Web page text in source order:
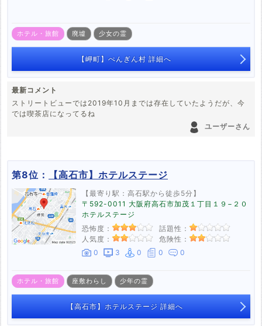
ホテル・旅館 廃墟 少女の霊
【岬町】ぺんぎん村 詳細へ
最新コメント
ストリートビューでは2019年10月までは存在していたようだが、今
では喫茶店になってるね
ユーザーさん
第8位： 【高石市】ホテルステージ
【最寄り駅：高石駅から徒歩5分】
〒592-0011 大阪府高石市加茂１丁目１９−２０
ホテルステージ
恐怖度：
話題性：
人気度：
危険性：
0
3 0 0 0
ホテル・旅館 座敷わらし 少年の霊
【高石市】ホテルステージ 詳細へ